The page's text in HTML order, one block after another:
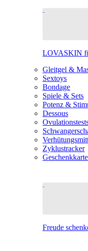
LOVASKIN
Gleitgel &
Sextoys
Bondage
Spiele & Sets
Potenz &
Dessous
Zyklustracker
Freude